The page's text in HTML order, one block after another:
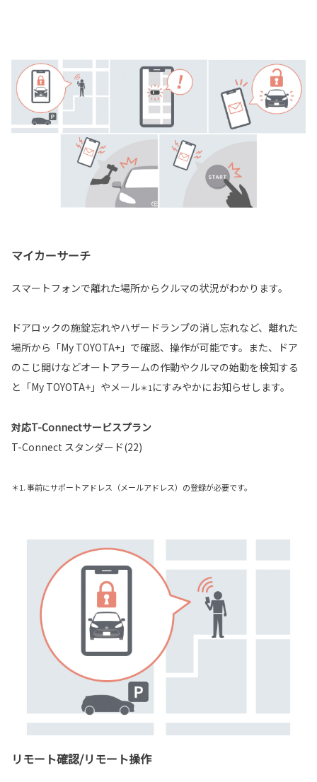
マイカーサーチ
スマートフォンで離れた場所からクルマの状況がわかります。
ドアロックの施錠忘れやハザードランプの消し忘れなど、離れた
場所から「My TOYOTA+」で確認、操作が可能です。また、ドア
のこじ開けなどオートアラームの作動やクルマの始動を検知する
と「My TOYOTA+」やメール＊1 にすみやかにお知らせします。
対応T-Connectサービスプラン
T-Connect スタンダード(22)
＊1. 事前にサポートアドレス（メールアドレス）の登録が必要です。
リモート確認/リモート操作